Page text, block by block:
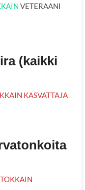
VETERAANI
(kaikki
KASVATTAJA